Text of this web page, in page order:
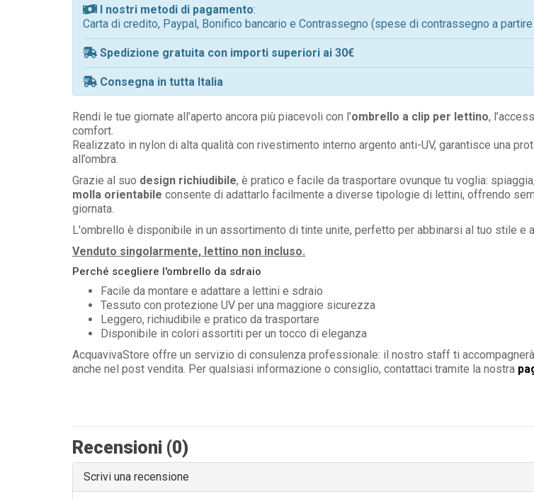
I nostri metodi di pagamento:
Carta di credito, Paypal, Bonifico bancario e Contrassegno (spese di contrassegno a
Spedizione gratuita con importi superiori ai 30€
Consegna in tutta Italia
Rendi le tue giornate all’aperto ancora più piacevoli con l’ombrello a clip per lettino,
comfort.
Realizzato in nylon di alta qualità con rivestimento interno argento anti-UV, garantisce una
all’ombra.
Grazie al suo design richiudibile, è pratico e facile da trasportare ovunque tu voglia:
molla orientabile consente di adattarlo facilmente a diverse tipologie di lettini, offrendo
giornata.
L'ombrello è disponibile in un assortimento di tinte unite, perfetto per abbinarsi al tuo stile e
Venduto singolarmente, lettino non incluso.
Perché scegliere l'ombrello da sdraio
Facile da montare e adattare a lettini e sdraio
Tessuto con protezione UV per una maggiore sicurezza
Leggero, richiudibile e pratico da trasportare
Disponibile in colori assortiti per un tocco di eleganza
AcquavivaStore offre un servizio di consulenza professionale: il nostro staff ti
anche nel post vendita. Per qualsiasi informazione o consiglio, contattaci tramite la nostra
Recensioni (0)
Scrivi una recensione